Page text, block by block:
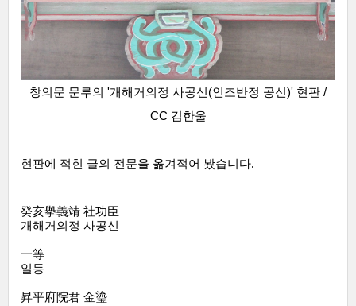
창의문 문루의 '개해거의정 사공신(인조반정 공신)' 현판 /
CC 김한울
현판에 적힌 글의 전문을 옮겨적어 봤습니다.
癸亥擧義靖 社功臣
개해거의정 사공신
一等
일등
昇平府院君 金瑬